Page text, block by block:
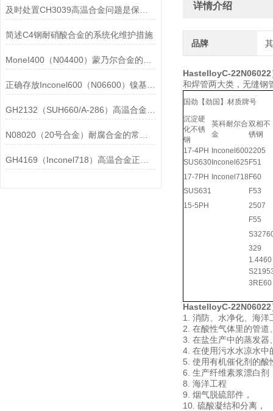
简述C4钢耐硝酸合金的系统化维护措施
正确存放Inconel600（N06600）镍基合金的重要性介绍
详情介绍
品牌
HastelloyC-22N06022
和焊管两大类，无缝钢
国劲【劲国】材质牌号
沉淀硬
化不锈
钢
英科耐尔合
金
双相不
锈钢
17-4PH
Inconel6002205
SUS630 Inconel625 F51
17-7PH
Inconel718 F60
SUS631
F53
15-5PH
2507
F55
329
1.4460
3RE60
HastelloyC-22N06022
1. 消防、水净化、海洋
2. 在酸性气体里的管
3. 在盐生产中的蒸发器
4. 在使用污水水凉水
5. 使用有机催化剂的酸
6. 生产纤维素浆漂白剂
8. 海洋工程
9. 烟气脱硫部件，
10. 硫酸凝结和分离，